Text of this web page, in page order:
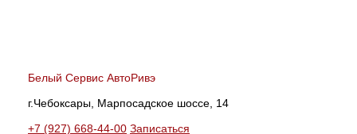
Белый Сервис АвтоРивэ
г.Чебоксары, Марпосадское шоссе, 14
+7 (927) 668-44-00 Записаться